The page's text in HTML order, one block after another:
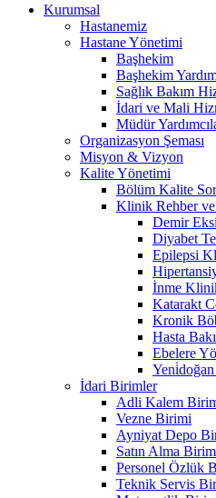
Kurumsal
Hastanemiz
Hastane Yönetimi
Başhekim
Başhekim
Sağlık Bakım
İdari ve Mali
Müdür
Organizasyon Şeması
Misyon & Vizyon
Kalite Yönetimi
Bölüm Kalite
Klinik Rehber
Demir
Diyabet
Epilepsi
İnme
Katarakt
Kronik
Hasta
Ebelere
İdari Birimler
Adli Kalem
Vezne Birimi
Ayniyat Depo
Satın Alma
Personel Özlük
Teknik Servis